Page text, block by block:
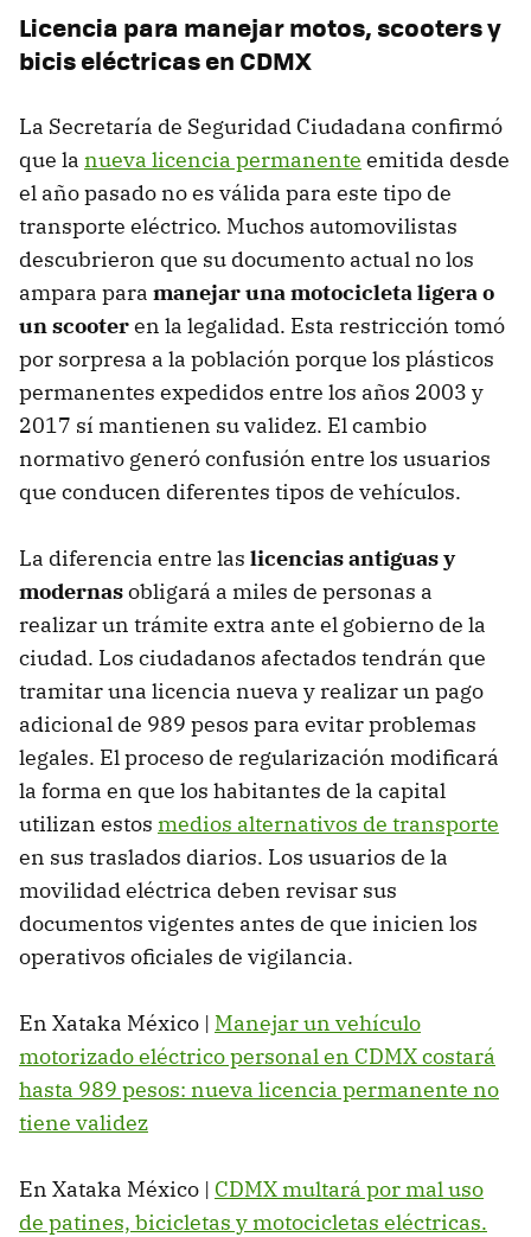
Licencia para manejar motos, scooters y
bicis eléctricas en CDMX
La Secretaría de Seguridad Ciudadana confirmó
que la nueva licencia permanente emitida desde
el año pasado no es válida para este tipo de
transporte eléctrico. Muchos automovilistas
descubrieron que su documento actual no los
ampara para manejar una motocicleta ligera o
un scooteren la legalidad. Esta restricción tomó
por sorpresa a la población porque los plásticos
permanentes expedidos entre los años 2003 y
2017 sí mantienen su validez. El cambio
normativo generó confusión entre los usuarios
que conducen diferentes tipos de vehículos.
La diferencia entre las licencias antiguas y
modernasobligará a miles de personas a
realizar un trámite extra ante el gobierno de la
ciudad. Los ciudadanos afectados tendrán que
tramitar una licencia nueva y realizar un pago
adicional de 989 pesos para evitar problemas
legales. El proceso de regularización modificará
la forma en que los habitantes de la capital
utilizan estos medios alternativos de transporte
en sus traslados diarios. Los usuarios de la
movilidad eléctrica deben revisar sus
documentos vigentes antes de que inicien los
operativos oficiales de vigilancia.
En Xataka México | Manejar un vehículo
motorizado eléctrico personal en CDMX costará
hasta 989 pesos: nueva licencia permanente no
tiene validez
En Xataka México | CDMX multará por mal uso
de patines, bicicletas y motocicletas eléctricas.